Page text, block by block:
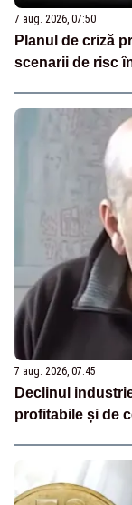
7 aug. 2026, 07:50
Planul de criză
scenarii de risc
7 aug. 2026, 07:45
Declinul
profitabile și de